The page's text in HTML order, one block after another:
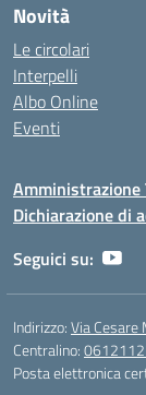
Novità
Le circolari
Interpelli
Albo Online
Eventi
Amministrazione
Dichiarazione di
Seguici su:
Indirizzo:Via
Centralino:
Posta elettronica